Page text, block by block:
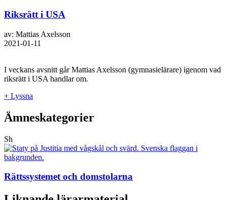
Riksrätt i USA
av: Mattias Axelsson
2021-01-11
I veckans avsnitt går Mattias Axelsson (gymnasielärare) igenom vad
riksrätt i USA handlar om.
+ Lyssna
Ämneskategorier
Sh
Rättssystemet och domstolarna